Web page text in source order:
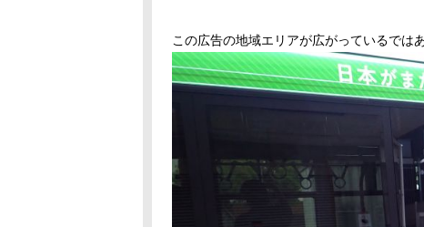
この広告の地域エリアが広がっているでは